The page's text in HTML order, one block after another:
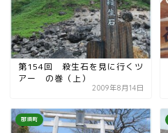
第154回 殺生石を見に行くツ
アー の巻（上）
2009年8月14日
那須町